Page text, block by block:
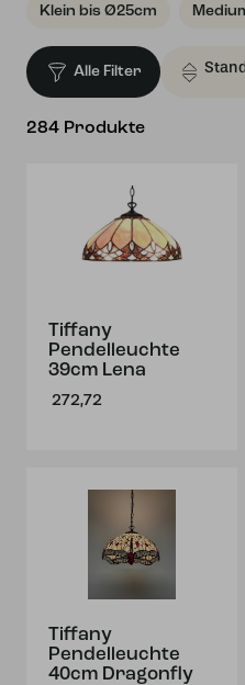
Klein bis Ø25cm
Alle Filter
284 Produkte
Tiffany
Pendelleuchte
39cm Lena
272,72
Tiffany
Pendelleuchte
40cm Dragonfly